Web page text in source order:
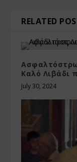
RELATED
Καλό Λιβάδι
July 30, 2024